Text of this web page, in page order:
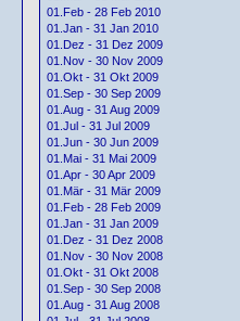
01.Feb - 28 Feb 2010
01.Jan - 31 Jan 2010
01.Dez - 31 Dez 2009
01.Nov - 30 Nov 2009
01.Okt - 31 Okt 2009
01.Sep - 30 Sep 2009
01.Aug - 31 Aug 2009
01.Jul - 31 Jul 2009
01.Jun - 30 Jun 2009
01.Mai - 31 Mai 2009
01.Apr - 30 Apr 2009
01.Mär - 31 Mär 2009
01.Feb - 28 Feb 2009
01.Jan - 31 Jan 2009
01.Dez - 31 Dez 2008
01.Nov - 30 Nov 2008
01.Okt - 31 Okt 2008
01.Sep - 30 Sep 2008
01.Aug - 31 Aug 2008